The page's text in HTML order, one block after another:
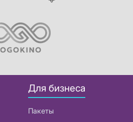
Для бизнеса
Пакеты